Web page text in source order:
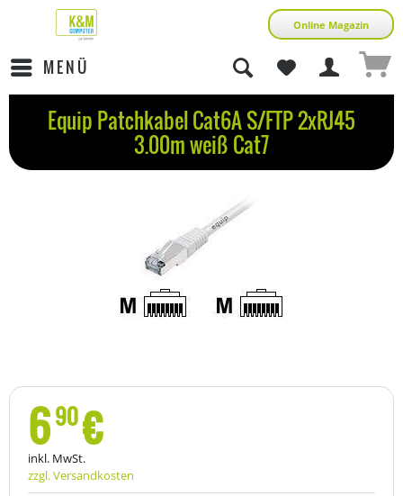
Online Magazin
MENÜ
Equip Patchkabel Cat6A S/FTP 2xRJ45
3.00m weiß Cat7
690€
inkl. MwSt.
zzgl. Versandkosten